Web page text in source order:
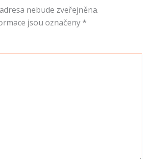
nebude zveřejněna.
jsou označeny *